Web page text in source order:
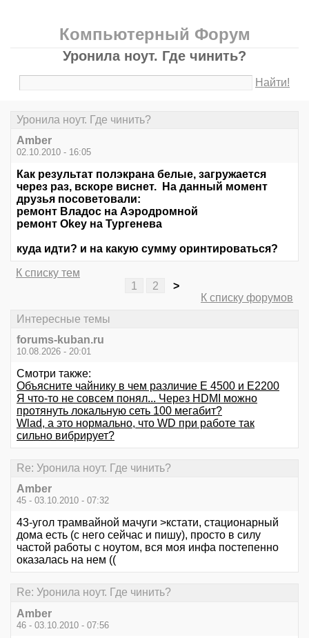
Компьютерный Форум
Уронила ноут. Где чинить?
Найти!
Уронила ноут. Где чинить?
Amber
02.10.2010 - 16:05
Как результат полэкрана белые, загружается
через раз, вскоре виснет. На данный момент
друзья посоветовали:
ремонт Владос на Аэродромной
ремонт Okey на Тургенева
куда идти? и на какую сумму оринтироваться?
К списку тем
1
2
>
К списку форумов
Интересные темы
forums-kuban.ru
10.08.2026 - 20:01
Смотри также:
Объясните чайнику в чем различие Е 4500 и Е2200
Я что-то не совсем понял... Через HDMI можно
протянуть локальную сеть 100 мегабит?
Wlad, а это нормально, что WD при работе так
сильно вибрирует?
Re: Уронила ноут. Где чинить?
Amber
45 - 03.10.2010 - 07:32
43-угол трамвайной мачуги >кстати, стационарный
дома есть (с него сейчас и пишу), просто в силу
частой работы с ноутом, вся моя инфа постепенно
оказалась на нем ((
Re: Уронила ноут. Где чинить?
Amber
46 - 03.10.2010 - 07:56